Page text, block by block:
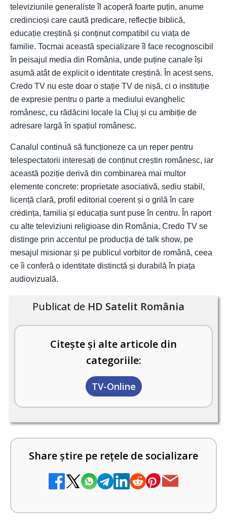
televiziunile generaliste îl acoperă foarte puțin, anume
credincioși care caută predicare, reflecție biblică,
educație creștină și conținut compatibil cu viața de
familie. Tocmai această specializare îl face recognoscibil
în peisajul media din România, unde puține canale își
asumă atât de explicit o identitate creștină. În acest sens,
Credo TV nu este doar o stație TV de nișă, ci o instituție
de expresie pentru o parte a mediului evanghelic
românesc, cu rădăcini locale la Cluj și cu ambiție de
adresare largă în spațiul românesc.
Canalul continuă să funcționeze ca un reper pentru
telespectatorii interesați de conținut creștin românesc, iar
această poziție derivă din combinarea mai multor
elemente concrete: proprietate asociativă, sediu stabil,
licență clară, profil editorial coerent și o grilă în care
credința, familia și educația sunt puse în centru. În raport
cu alte televiziuni religioase din România, Credo TV se
distinge prin accentul pe producția de talk show, pe
mesajul misionar și pe publicul vorbitor de română, ceea
ce îi conferă o identitate distinctă și durabilă în piața
audiovizuală.
Publicat de HD Satelit România
Citește și alte articole din
categoriile:
TV-Online
Share știre pe rețele de socializare